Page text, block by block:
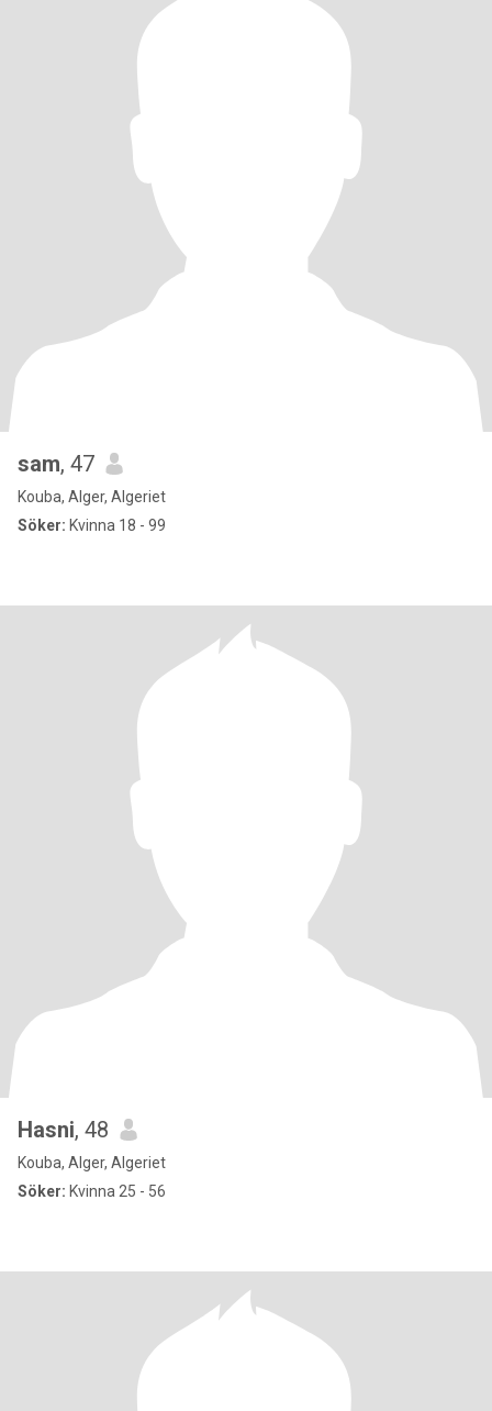
sam, 47
Kouba, Alger, Algeriet
Söker: Kvinna 18 - 99
Hasni, 48
Kouba, Alger, Algeriet
Söker: Kvinna 25 - 56